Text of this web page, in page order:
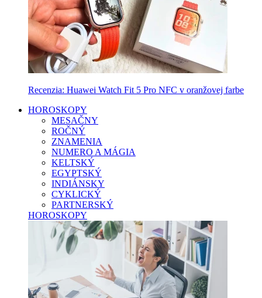
Recenzia: Huawei Watch Fit 5 Pro NFC v oranžovej farbe
HOROSKOPY
MESAČNY
ROČNÝ
ZNAMENIA
NUMERO A MÁGIA
KELTSKÝ
EGYPTSKÝ
INDIÁNSKY
CYKLICKÝ
PARTNERSKÝ
HOROSKOPY